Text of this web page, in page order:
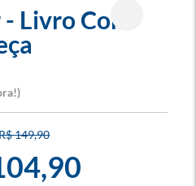
Livro Com
149,90